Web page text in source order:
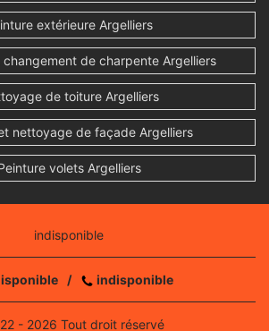
extérieure Argelliers
de charpente Argelliers
de toiture Argelliers
nettoyage de façade Argelliers
volets Argelliers
indisponible
/ indisponible
- 2026 Tout droit réservé